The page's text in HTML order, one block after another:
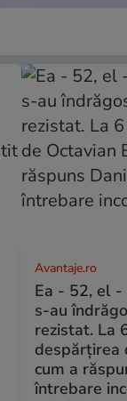
Avantaje.ro
Ea - 52, el -
s-au
rezistat. La
despărțirea
cum a
întrebare